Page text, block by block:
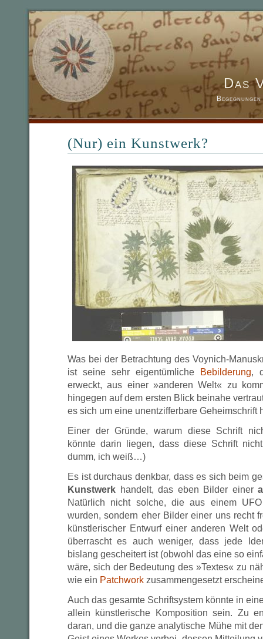
Das
(Nur) ein Kunstwerk?
Was bei der Betrachtung des Voynich-
ist seine sehr eigentümliche
Bebilderung,
erweckt, aus einer »anderen Welt« zu
hingegen auf dem ersten Blick beinahe
es sich um eine unentzifferbare Geheimschrift
Einer der Gründe, warum diese Schrift
könnte darin liegen, dass diese Schrift
dumm, ich weiß…)
Es ist durchaus denkbar, dass es sich beim
Kunstwerk handelt, das eben Bilder einer
Natürlich nicht solche, die aus einem
wurden, sondern eher Bilder einer uns recht
künstlerischer Entwurf einer anderen Welt
überrascht es auch weniger, dass jede
bislang gescheitert ist (obwohl das eine so
wäre, sich der Bedeutung des »Textes« zu
wie ein Patchwork zusammengesetzt
Auch das gesamte Schriftsystem könnte in
allein künstlerische Komposition sein. Zu
daran, und die ganze analytische Mühe mit